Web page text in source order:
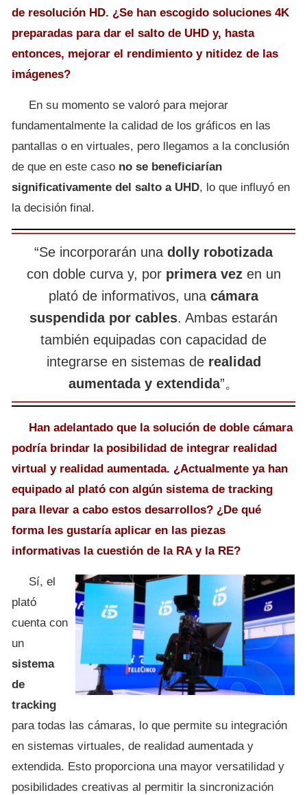
de resolución HD. ¿Se han escogido soluciones 4K
preparadas para dar el salto de UHD y, hasta
entonces, mejorar el rendimiento y nitidez de las
imágenes?
En su momento se valoró para mejorar
fundamentalmente la calidad de los gráficos en las
pantallas o en virtuales, pero llegamos a la conclusión
de que en este caso no se beneficiarían
significativamente del salto a UHD, lo que influyó en
la decisión final.
“Se incorporarán una dolly robotizada
con doble curva y, por primera vez en un
plató de informativos, una cámara
suspendida por cables. Ambas estarán
también equipadas con capacidad de
integrarse en sistemas de realidad
aumentada y extendida”。
Han adelantado que la solución de doble cámara
podría brindar la posibilidad de integrar realidad
virtual y realidad aumentada. ¿Actualmente ya han
equipado al plató con algún sistema de tracking
para llevar a cabo estos desarrollos? ¿De qué
forma les gustaría aplicar en las piezas
informativas la cuestión de la RA y la RE?
Sí, el
plató
cuenta con
un
sistema
de
tracking
para todas las cámaras, lo que permite su integración
en sistemas virtuales, de realidad aumentada y
extendida. Esto proporciona una mayor versatilidad y
posibilidades creativas al permitir la sincronización